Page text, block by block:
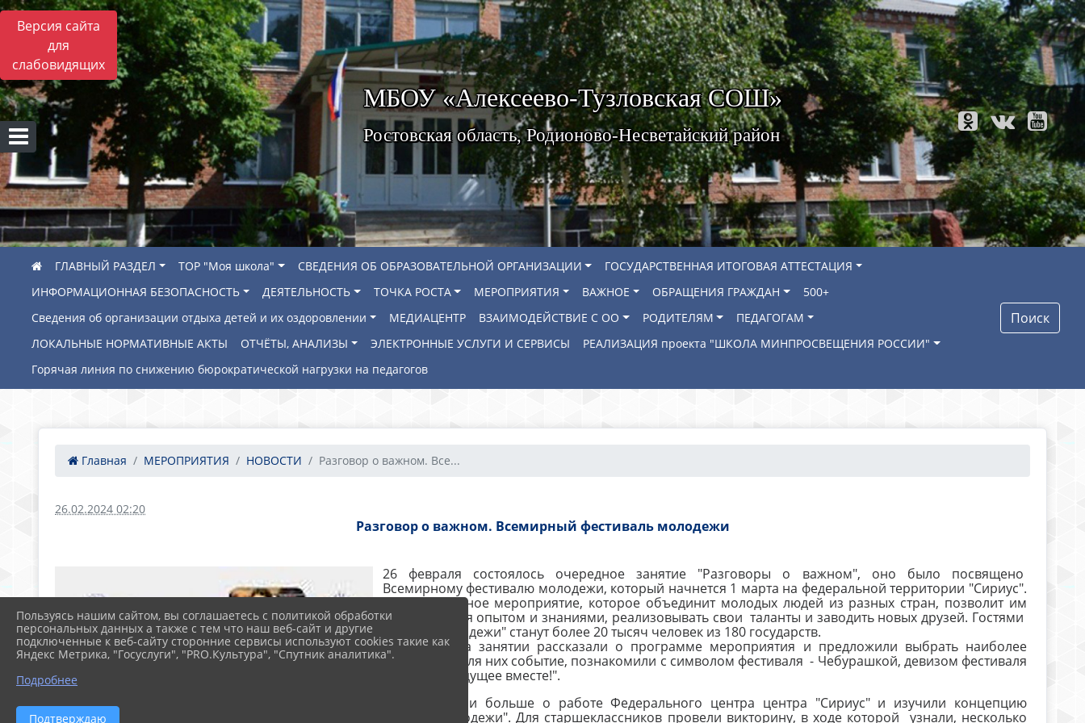
Версия сайта
для
слабовидящих
МБОУ «Алексеево-Тузловская СОШ»
Ростовская область, Родионово-Несветайский район
ГЛАВНЫЙ РАЗДЕЛ ТОР "Моя школа" СВЕДЕНИЯ ОБ ОБРАЗОВАТЕЛЬНОЙ ОРГАНИЗАЦИИ
ГОСУДАРСТВЕННАЯ ИТОГОВАЯ АТТЕСТАЦИЯ
ИНФОРМАЦИОННАЯ БЕЗОПАСНОСТЬ
ДЕЯТЕЛЬНОСТЬ ТОЧКА РОСТА МЕРОПРИЯТИЯ ВАЖНОЕ ОБРАЩЕНИЯ ГРАЖДАН
500+
Сведения об организации отдыха детей и их оздоровлении
МЕДИАЦЕНТР ВЗАИМОДЕЙСТВИЕ С ОО РОДИТЕЛЯМ
ПЕДАГОГАМ
ЛОКАЛЬНЫЕ НОРМАТИВНЫЕ АКТЫ
ОТЧЁТЫ, АНАЛИЗЫ ЭЛЕКТРОННЫЕ УСЛУГИ И СЕРВИСЫ
РЕАЛИЗАЦИЯ проекта "ШКОЛА МИНПРОСВЕЩЕНИЯ РОССИИ"
Горячая линия по снижению бюрократической нагрузки на педагогов
Поиск
Главная МЕРОПРИЯТИЯ НОВОСТИ Разговор о важном. Все...
26.02.2024 02:20
Разговор о важном. Всемирный фестиваль молодежи
26 февраля состоялось очередное занятие "Разговоры о важном", оно было посвящено
Всемирному фестивалю молодежи, который начнется 1 марта на федеральной территории "Сириус".
Это масштабное мероприятие, которое объединит молодых людей из разных стран, позволит им
обмениваться опытом и знаниями, реализовывать свои таланты и заводить новых друзей. Гостями
"Города молодежи" станут более 20 тысяч человек из 180 государств.
Учащимся на занятии рассказали о программе мероприятия и предложили выбрать наиболее
интересное для них событие, познакомили с символом фестиваля - Чебурашкой, девизом фестиваля
- "Начнем будущее вместе!".
Ребята узнали больше о работе Федерального центра центра "Сириус" и изучили концепцию
"Города молодежи". Для старшеклассников провели викторину, в ходе которой узнали, несколько
Пользуясь нашим сайтом, вы соглашаетесь с политикой обработки
персональных данных а также с тем что наш веб-сайт и другие
подключенные к веб-сайту сторонние сервисы используют cookies такие как
Яндекс Метрика, "Госуслуги", "PRO.Культура", "Спутник аналитика".
Подробнее
Подтверждаю